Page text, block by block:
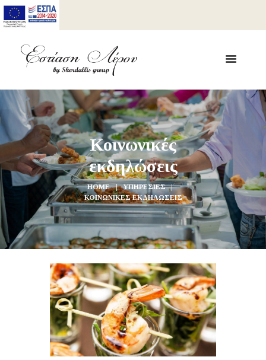
Κοινωνικές
εκδηλώσεις
HOME
ΥΠΗΡΕΣΊΕΣ
ΚΟΙΝΩΝΙΚΈΣ ΕΚΔΗΛΏΣΕΙΣ